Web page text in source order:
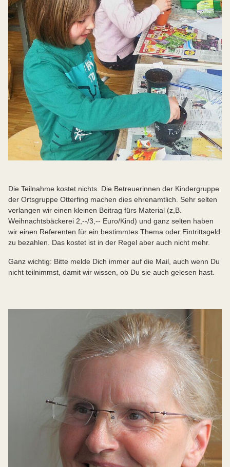
Die Teilnahme kostet nichts. Die Betreuerinnen der Kindergruppe
der Ortsgruppe Otterfing machen dies ehrenamtlich. Sehr selten
verlangen wir einen kleinen Beitrag fürs Material (z,B.
Weihnachtsbäckerei 2,--/3,-- Euro/Kind) und ganz selten haben
wir einen Referenten für ein bestimmtes Thema oder Eintrittsgeld
zu bezahlen. Das kostet ist in der Regel aber auch nicht mehr.
Ganz wichtig: Bitte melde Dich immer auf die Mail, auch wenn Du
nicht teilnimmst, damit wir wissen, ob Du sie auch gelesen hast.